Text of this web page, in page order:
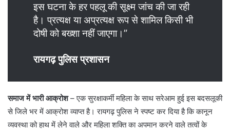
इस घटना के हर पहलू की सूक्ष्म जांच की जा रही
है। प्रत्यक्ष या अप्रत्यक्ष रूप से शामिल किसी भी
दोषी को बख्शा नहीं जाएगा।”
रायगढ़ पुलिस प्रशासन
समाज में भारी आक्रोश– एक सुरक्षाकर्मी महिला के साथ सरेआम हुई इस बदसलूकी
से जिले भर में आक्रोश व्याप्त है। रायगढ़ पुलिस ने स्पष्ट कर दिया है कि कानून
व्यवस्था को हाथ में लेने वाले और महिला शक्ति का अपमान करने वाले तत्वों के